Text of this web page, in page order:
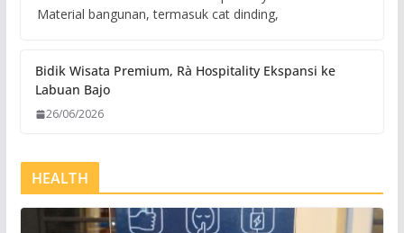
Material bangunan, termasuk cat dinding,
Bidik Wisata Premium, Rà Hospitality Ekspansi ke
Labuan Bajo
26/06/2026
HEALTH